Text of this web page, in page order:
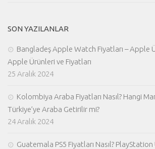
SON YAZILANLAR
Bangladeş Apple Watch Fiyatları – Apple
Apple Ürünleri ve Fiyatları
25 Aralık 2024
Kolombiya Araba Fiyatları Nasıl? Hangi
Türkiye’ye Araba Getirilir mi?
24 Aralık 2024
Guatemala PS5 Fiyatları Nasıl? PlayStation